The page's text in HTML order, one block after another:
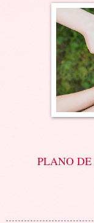
PLANO